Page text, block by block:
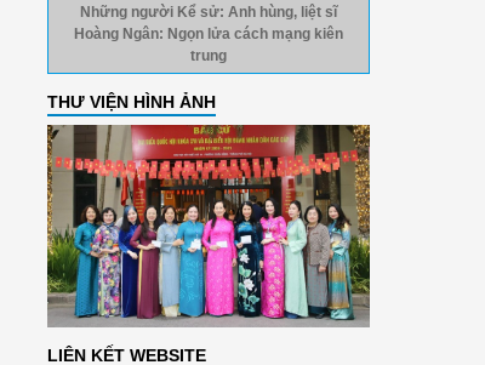
Những người Kể sử: Anh hùng, liệt sĩ
Hoàng Ngân: Ngọn lửa cách mạng kiên
trung
THƯ VIỆN HÌNH ẢNH
LIÊN KẾT WEBSITE